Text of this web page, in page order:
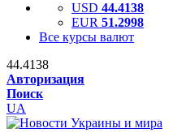
USD 44.4138
EUR 51.2998
Все курсы валют
44.4138
Авторизация
Поиск
UA